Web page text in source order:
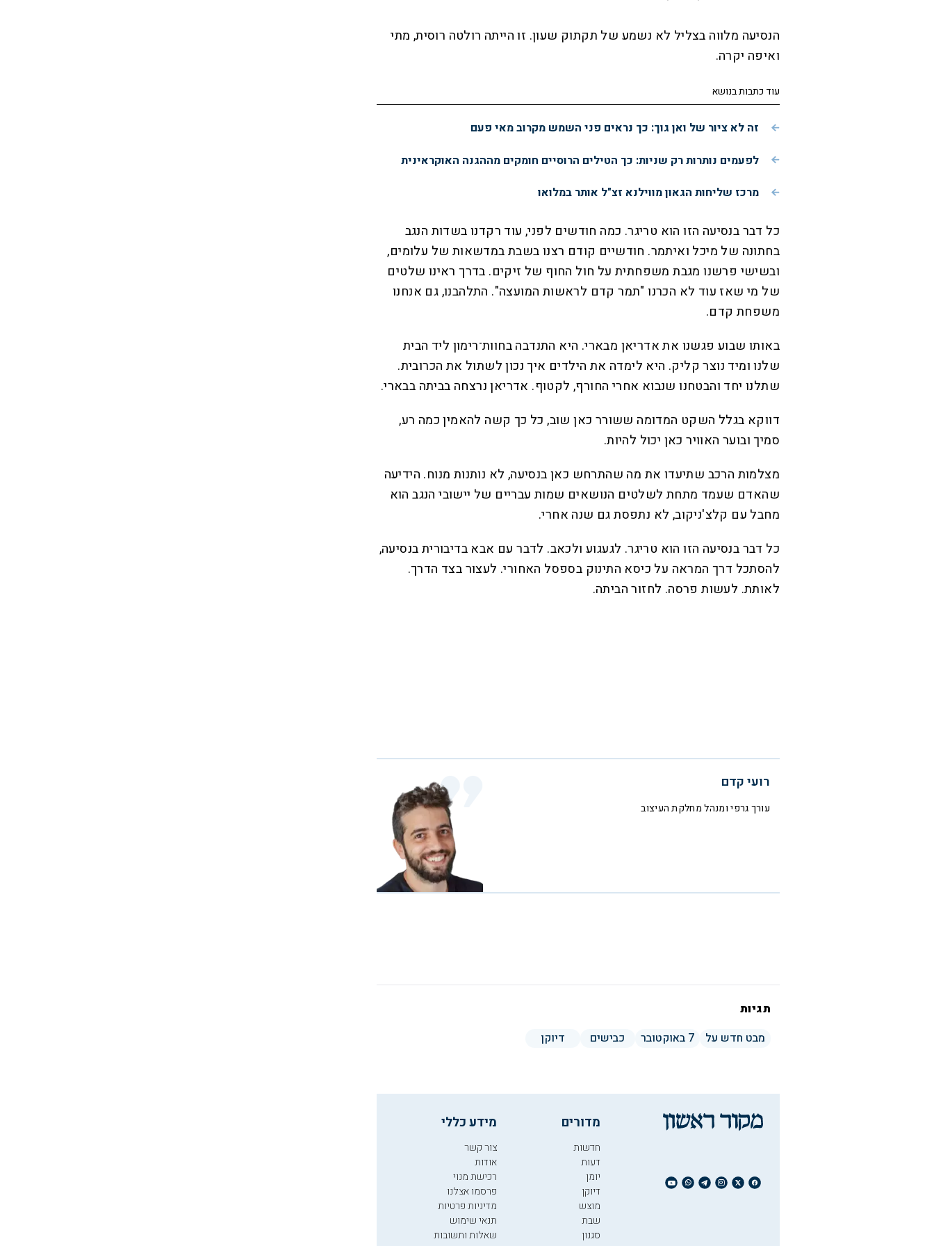
הנסיעה מלווה בצליל לא נשמע של תקתוק שעון. זו הייתה רולטה רוסית, מתי
ואיפה יקרה.
עוד כתבות בנושא
זה לא ציור של ואן גוך: כך נראים פני השמש מקרוב מאי פעם
לפעמים נותרות רק שניות: כך הטילים הרוסיים חומקים מההגנה האוקראינית
מרכז שליחות הגאון מווילנא זצ"ל אותר במלואו
כל דבר בנסיעה הזו הוא טריגר. כמה חודשים לפני, עוד רקדנו בשדות הנגב
בחתונה של מיכל ואיתמר. חודשיים קודם רצנו בשבת במדשאות של עלומים,
ובשישי פרשנו מגבת משפחתית על חול החוף של זיקים. בדרך ראינו שלטים
של מי שאז עוד לא הכרנו "תמר קדם לראשות המועצה". התלהבנו, גם אנחנו
משפחת קדם.
באותו שבוע פגשנו את אדריאן מבארי. היא התנדבה בחוות־רימון ליד הבית
שלנו ומיד נוצר קליק. היא לימדה את הילדים איך נכון לשתול את הכרובית.
שתלנו יחד והבטחנו שנבוא אחרי החורף, לקטוף. אדריאן נרצחה בביתה בבארי.
דווקא בגלל השקט המדומה ששורר כאן שוב, כל כך קשה להאמין כמה רע,
סמיך ובוער האוויר כאן יכול להיות.
מצלמות הרכב שתיעדו את מה שהתרחש כאן בנסיעה, לא נותנות מנוח. הידיעה
שהאדם שעמד מתחת לשלטים הנושאים שמות עבריים של יישובי הנגב הוא
מחבל עם קלצ'ניקוב, לא נתפסת גם שנה אחרי.
כל דבר בנסיעה הזו הוא טריגר. לגעגוע ולכאב. לדבר עם אבא בדיבורית בנסיעה,
להסתכל דרך המראה על כיסא התינוק בספסל האחורי. לעצור בצד הדרך.
לאותת. לעשות פרסה. לחזור הביתה.
רועי קדם
עורך גרפי ומנהל מחלקת העיצוב
תגיות
מבט חדש על
7 באוקטובר כבישים דיוקן
מדורים
חדשות
דעות
יומן
דיוקן
מוצש
שבת
סגנון
מידע כללי
צור קשר
אודות
רכישת מנוי
פרסמו אצלנו
מדיניות פרטיות
תנאי שימוש
שאלות ותשובות